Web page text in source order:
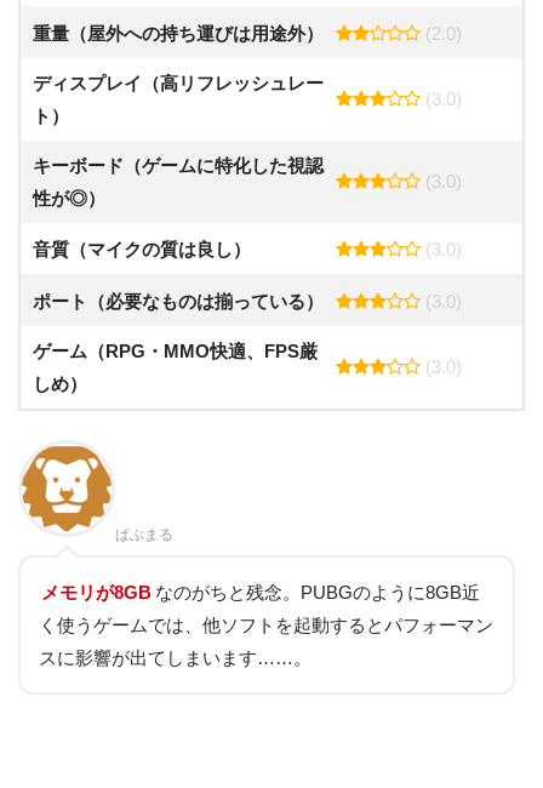
重量（屋外への持ち運びは用途外） (2.0)
ディスプレイ（高リフレッシュレー
ト）
(3.0)
キーボード（ゲームに特化した視認
性が◎）
(3.0)
音質（マイクの質は良し） (3.0)
ポート（必要なものは揃っている） (3.0)
ゲーム（RPG・MMO快適、FPS厳
しめ）
(3.0)
ぱぶまる
メモリが8GB なのがちと残念。PUBGのように8GB近
く使うゲームでは、他ソフトを起動するとパフォーマン
スに影響が出てしまいます……。